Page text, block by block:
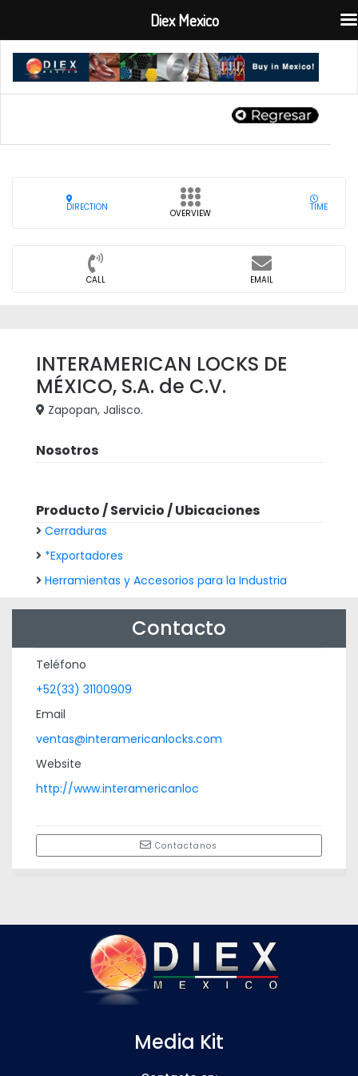
DIRECTION
OVERVIEW
TIME
CALL EMAIL
INTERAMERICAN LOCKS DE
MÉXICO, S.A. de C.V.
Zapopan, Jalisco.
Nosotros
Producto / Servicio / Ubicaciones
Cerraduras
*Exportadores
Herramientas y Accesorios para la Industria
Contacto
Teléfono
+52(33) 31100909
Email
ventas@interamericanlocks.com
Website
http://www.interamericanloc
Contactanos
Media Kit
Diex Mexico